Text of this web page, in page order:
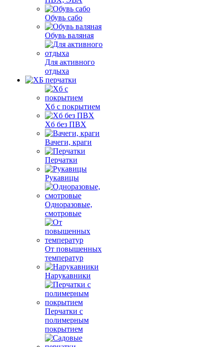
Обувь сабо
Обувь валяная
Для активного
отдыха
Хб с покрытием
Хб без ПВХ
Вачеги, краги
Перчатки
Рукавицы
Одноразовые,
смотровые
От повышенных
температур
Нарукавники
Перчатки с
полимерным
покрытием